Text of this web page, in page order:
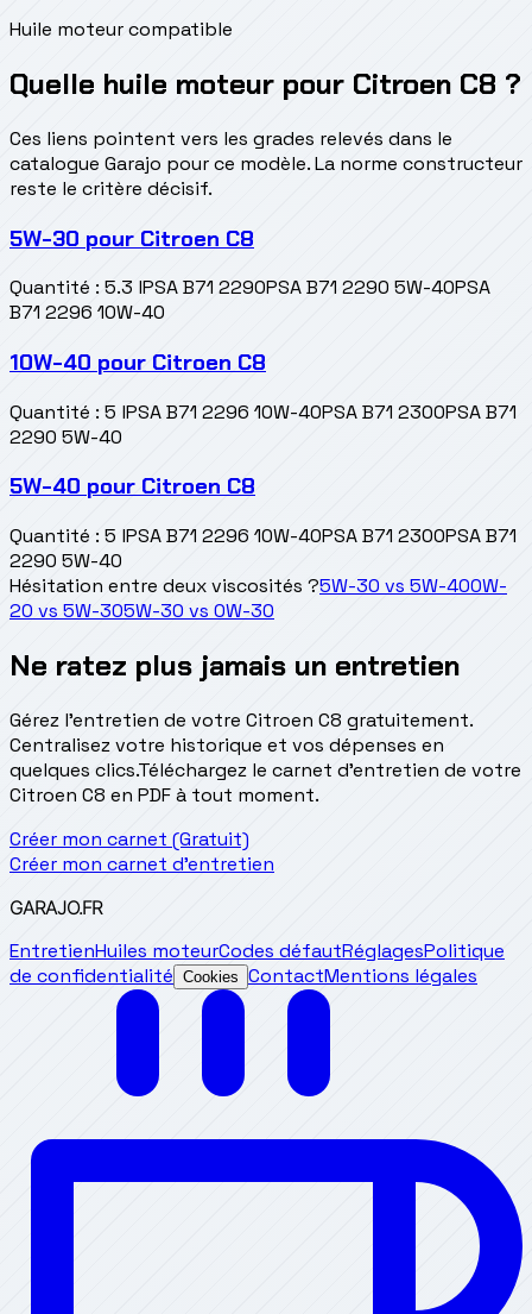
Huile moteur compatible
Quelle huile moteur pour Citroen C8 ?
Ces liens pointent vers les grades relevés dans le
catalogue Garajo pour ce modèle. La norme constructeur
reste le critère décisif.
5W-30 pour Citroen C8
Quantité : 5.3 lPSA B71 2290PSA B71 2290 5W-40PSA
B71 2296 10W-40
10W-40 pour Citroen C8
Quantité :5 lPSA B71 2296 10W-40PSA B71 2300PSA B71
2290 5W-40
5W-40 pour Citroen C8
Quantité : 5 lPSA B71 2296 10W-40PSA B71 2300PSA B71
2290 5W-40
Hésitation entre deux viscosités ?5W-30 vs 5W-400W-
20 vs 5W-305W-30 vs 0W-30
Ne ratez plus jamais un entretien
Gérez l'entretien de votre Citroen C8 gratuitement.
Centralisez votre historique et vos dépenses en
quelques clics.Téléchargez le carnet d'entretien de votre
Citroen C8 en PDF à tout moment.
Créer mon carnet (Gratuit)
Créer mon carnet d'entretien
GARAJO.FR
EntretienHuiles moteurCodes défautRéglagesPolitique
de confidentialité Cookies ContactMentions légales